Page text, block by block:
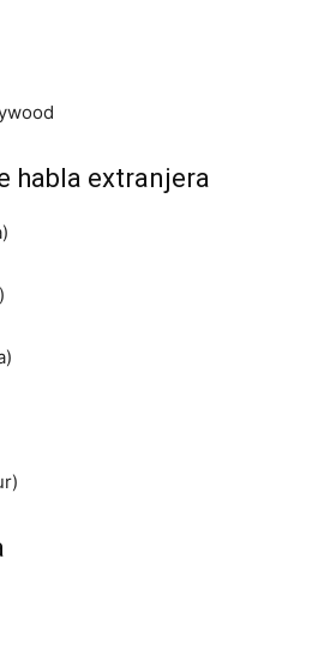
habla extranjera